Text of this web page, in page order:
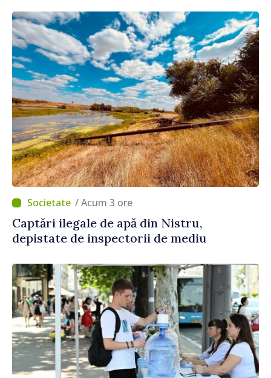
/ Acum 3 ore
Captări ilegale de apă din Nistru,
depistate de inspectorii de mediu